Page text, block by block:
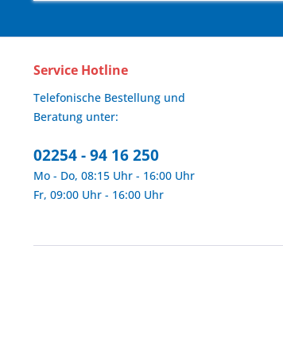
Service Hotline
Telefonische Bestellung und
Beratung unter:
02254 - 94 16 250
Mo - Do, 08:15 Uhr - 16:00 Uhr
Fr, 09:00 Uhr - 16:00 Uhr